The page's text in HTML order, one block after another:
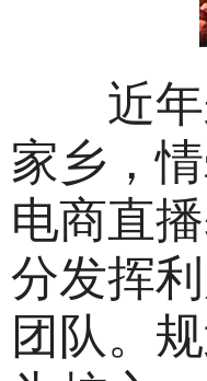
近年来
家乡，
电商直
分发挥
团队。